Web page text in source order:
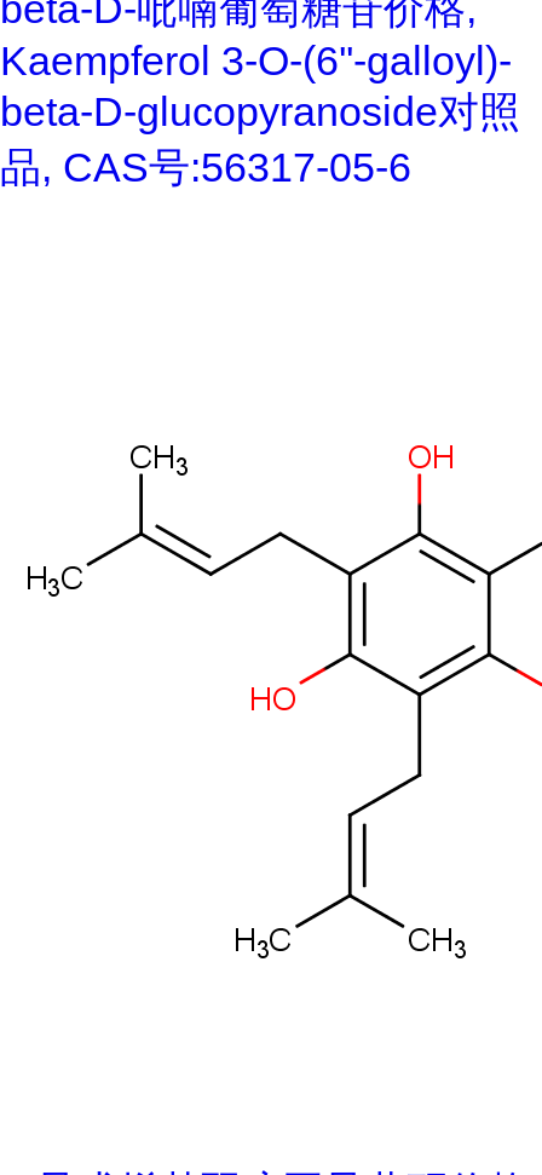
Kaempferol 3-O-(6''-galloyl)-
beta-D-glucopyranoside对照
品, CAS号:56317-05-6